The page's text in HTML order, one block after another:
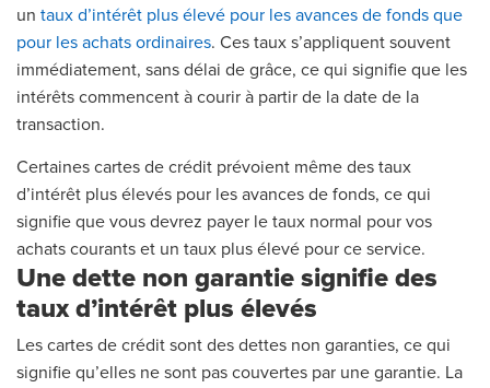
un taux d’intérêt plus élevé pour les avances de fonds que
pour les achats ordinaires. Ces taux s’appliquent souvent
immédiatement, sans délai de grâce, ce qui signifie que les
intérêts commencent à courir à partir de la date de la
transaction.
Certaines cartes de crédit prévoient même des taux
d’intérêt plus élevés pour les avances de fonds, ce qui
signifie que vous devrez payer le taux normal pour vos
achats courants et un taux plus élevé pour ce service.
Une dette non garantie signifie des
taux d’intérêt plus élevés
Les cartes de crédit sont des dettes non garanties, ce qui
signifie qu’elles ne sont pas couvertes par une garantie. La